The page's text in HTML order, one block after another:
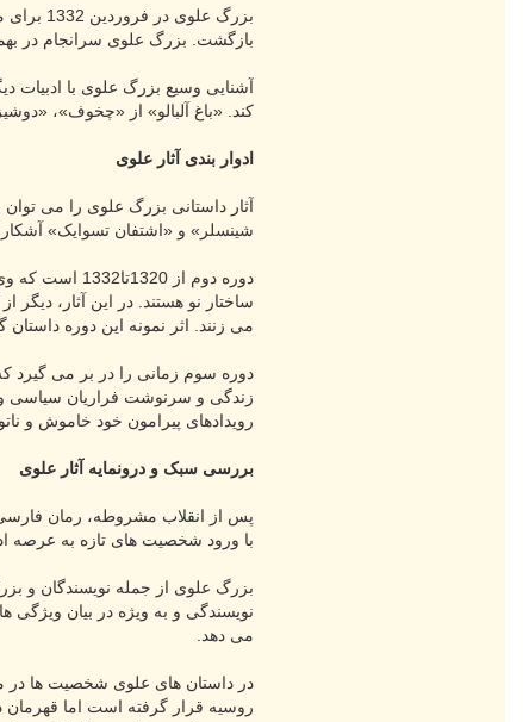
بازگشت. بزرگ علوی سرانجام در بهمن ماه سال 1375 بر اثر سکته
آشنایی وسیع بزرگ علوی با ادبیات
کند. «باغ آلبالو» از «چخوف»،
ادوار بندی آثار علوی
شینسلر» و «اشتفان تسوایک»
دوره دوم
ساختار نو هستند. در این آثار،
می زنند. اثر نمونه این دوره
دوره سوم زمانی را در بر می گیرد
زندگی و سرنوشت فراریان سیاسی
رویدادهای پیرامون خود خاموش و
بررسی سبک و درونمایه آثار علوی
پس از انقلاب مشروطه، رمان
با ورود شخصیت های تازه به عرصه
بزرگ علوی از جمله نویسندگان و
نویسندگی و به ویژه در بیان
می دهد.
در داستان های علوی شخصیت ها در
روسیه قرار گرفته است اما